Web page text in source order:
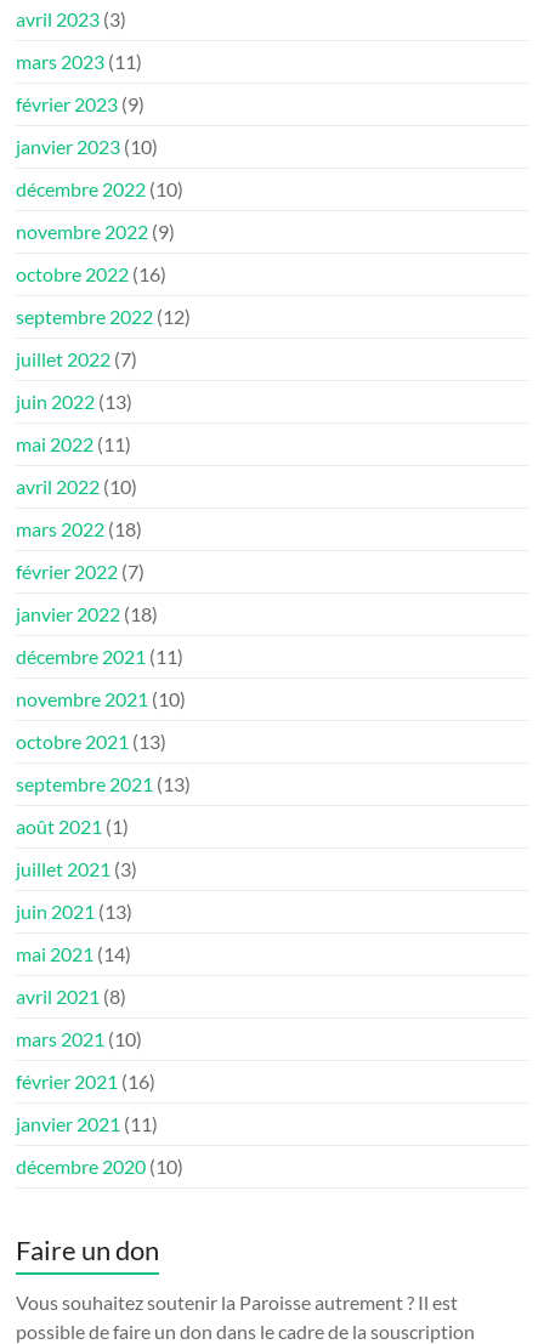
avril 2023 (3)
mars 2023 (11)
février 2023 (9)
janvier 2023 (10)
décembre 2022 (10)
novembre 2022 (9)
octobre 2022 (16)
septembre 2022 (12)
juillet 2022 (7)
juin 2022 (13)
mai 2022 (11)
avril 2022 (10)
mars 2022 (18)
février 2022 (7)
janvier 2022 (18)
décembre 2021 (11)
novembre 2021 (10)
octobre 2021 (13)
septembre 2021 (13)
août 2021 (1)
juillet 2021 (3)
juin 2021 (13)
mai 2021 (14)
avril 2021 (8)
mars 2021 (10)
février 2021 (16)
janvier 2021 (11)
décembre 2020 (10)
Faire un don
Vous souhaitez soutenir la Paroisse autrement ? Il est
possible de faire un don dans le cadre de la souscription